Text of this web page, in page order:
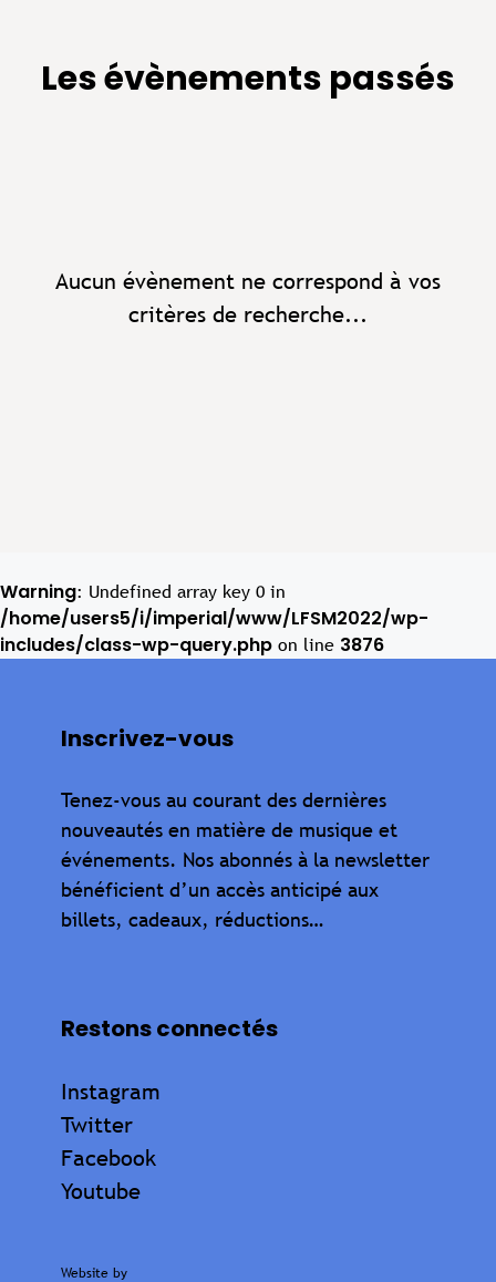
Les évènements passés
Aucun évènement ne correspond à vos
critères de recherche...
Warning: Undefined array key 0 in
/home/users5/i/imperial/www/LFSM2022/wp-
includes/class-wp-query.php on line 3876
Inscrivez-vous
Tenez-vous au courant des dernières
nouveautés en matière de musique et
événements. Nos abonnés à la newsletter
bénéficient d’un accès anticipé aux
billets, cadeaux, réductions…
Restons connectés
Instagram
Twitter
Facebook
Youtube
Website by